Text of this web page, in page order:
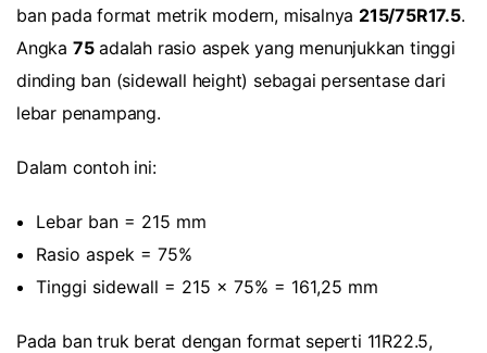
ban pada format metrik modern, misalnya 215/75R17.5.
Angka 75adalah rasio aspek yang menunjukkan tinggi
dinding ban (sidewall height) sebagai persentase dari
lebar penampang.
Dalam contoh ini:
Lebar ban = 215 mm
Rasio aspek = 75%
Tinggi sidewall = 215 x 75% = 161,25 mm
Pada ban truk berat dengan format seperti 11R22.5,